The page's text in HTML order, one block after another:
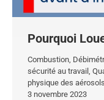
Pourquoi
Combustion
sécurité au travail
physique des aérosols
3 novembre 2023